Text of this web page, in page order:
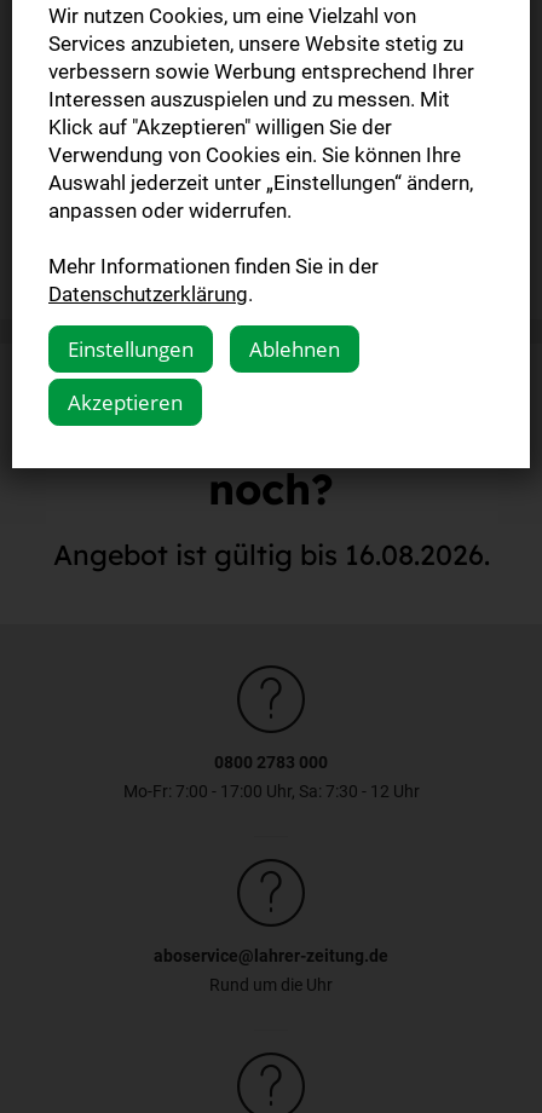
Frühmorgens Mo.-Sa. in Ihren Briefkasten geliefert
Tägliches E-Paper inklusive Webzugang sowie
digitaler Sonntagszeitung
Die Probe endet automatisch.
Jetzt testen!
Worauf warten Sie
noch?
Angebot ist gültig bis 16.08.2026.
0800 2783 000
Mo-Fr: 7:00 - 17:00 Uhr, Sa: 7:30 - 12 Uhr
aboservice@lahrer-zeitung.de
Rund um die Uhr
Wir nutzen Cookies, um eine Vielzahl von
Services anzubieten, unsere Website stetig zu
verbessern sowie Werbung entsprechend Ihrer
Interessen auszuspielen und zu messen. Mit
Klick auf "Akzeptieren" willigen Sie der
Verwendung von Cookies ein. Sie können Ihre
Auswahl jederzeit unter „Einstellungen“ ändern,
anpassen oder widerrufen.
Mehr Informationen finden Sie in der
Datenschutzerklärung.
Einstellungen
Ablehnen
Akzeptieren